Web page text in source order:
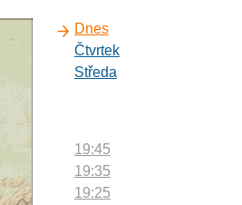
Dnes
Čtvrtek
Středa
19:45
19:35
19:25